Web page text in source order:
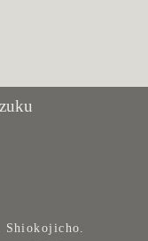
Shiokojicho.